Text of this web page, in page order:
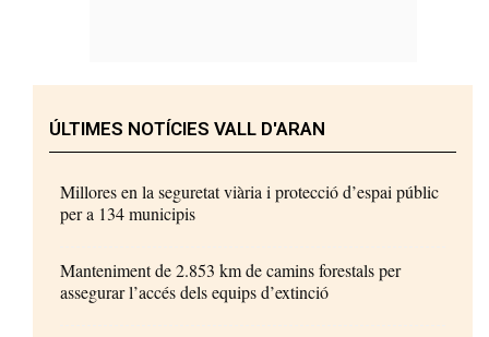
ÚLTIMES NOTÍCIES VALL D'ARAN
Millores en la seguretat viària i protecció d’espai públic
per a 134 municipis
Manteniment de 2.853 km de camins forestals per
assegurar l’accés dels equips d’extinció